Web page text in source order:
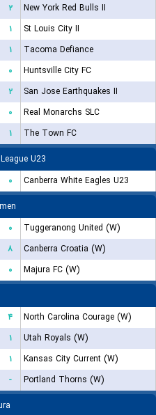
۲
New York Red Bulls II
۱
St Louis City II
۱
Tacoma Defiance
۰
Huntsville City FC
۲
San Jose Earthquakes II
۰
Real Monarchs SLC
۱
The Town FC
U23
۰
Canberra White Eagles U23
۰
Tuggeranong United (W)
۸
Canberra Croatia (W)
۰
Majura FC (W)
۴
North Carolina Courage (W)
۱
Utah Royals (W)
۱
Kansas City Current (W)
-
Portland Thorns (W)